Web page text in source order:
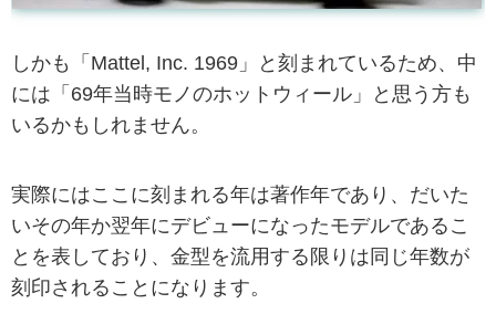
しかも「Mattel, Inc. 1969」と刻まれているため、中
には「69年当時モノのホットウィール」と思う方も
いるかもしれません。
実際にはここに刻まれる年は著作年であり、だいた
いその年か翌年にデビューになったモデルであるこ
とを表しており、金型を流用する限りは同じ年数が
刻印されることになります。